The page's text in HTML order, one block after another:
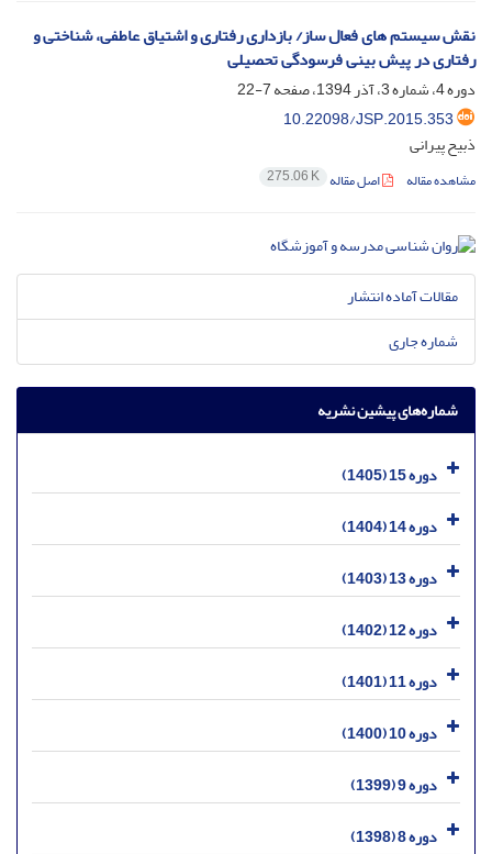
نقش سیستم های فعال ساز/ بازداری رفتاری و اشتیاق عاطفی، شناختی و
رفتاری در پیش بینی فرسودگی تحصیلی
دوره 4، شماره 3، آذر 1394، صفحه
7-22
10.22098/JSP.2015.353
ذبیح پیرانی
مشاهده مقاله اصل مقاله 275.06 K
مقالات آماده انتشار
شماره جاری
شماره‌های پیشین نشریه
دوره 15 (1405)
دوره 14 (1404)
دوره 13 (1403)
دوره 12 (1402)
دوره 11 (1401)
دوره 10 (1400)
دوره 9 (1399)
دوره 8 (1398)